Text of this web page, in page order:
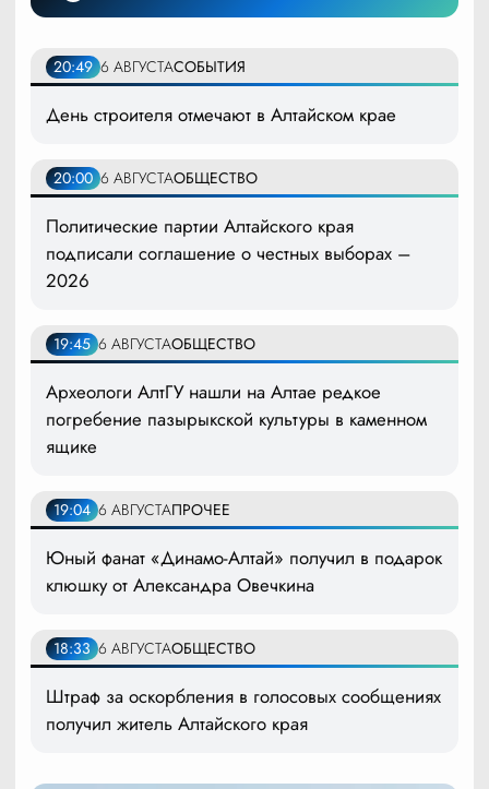
20:49 6 АВГУСТАСОБЫТИЯ
День строителя отмечают в Алтайском крае
20:00 6 АВГУСТАОБЩЕСТВО
Политические партии Алтайского края
подписали соглашение о честных выборах –
2026
19:45 6 АВГУСТАОБЩЕСТВО
Археологи АлтГУ нашли на Алтае редкое
погребение пазырыкской культуры в каменном
ящике
19:04 6 АВГУСТАПРОЧЕЕ
Юный фанат «Динамо-Алтай» получил в подарок
клюшку от Александра Овечкина
18:33 6 АВГУСТАОБЩЕСТВО
Штраф за оскорбления в голосовых сообщениях
получил житель Алтайского края